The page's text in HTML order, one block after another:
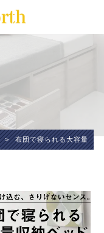
> 布団で寝られる大容量収